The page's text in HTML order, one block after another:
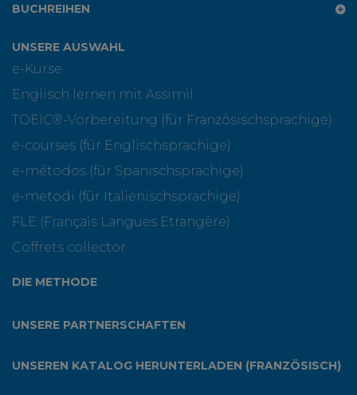
BUCHREIHEN
UNSERE AUSWAHL
e-Kurse
Englisch lernen mit Assimil
TOEIC®-Vorbereitung (für Französischsprachige)
e-courses (für Englischsprachige)
e-métodos (für Spanischsprachige)
e-metodi (für Italienischsprachige)
FLE (Français Langues Etrangère)
Coffrets collector
DIE METHODE
UNSERE PARTNERSCHAFTEN
UNSEREN KATALOG HERUNTERLADEN (FRANZÖSISCH)